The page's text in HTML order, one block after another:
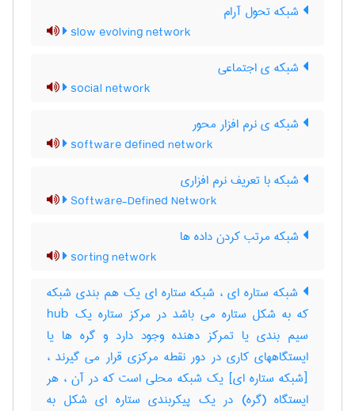
شبکه تحول آرام
slow evolving network
شبکه ی اجتماعی
social network
شبکه ی نرم افزار محور
software defined network
شبکه با تعریف نرم افزاری
Software-Defined Network
شبکه مرتب کردن داده ها
sorting network
شبکه ستاره ای ، شبکه ستاره ای یک هم بندی شبکه
که به شکل ستاره می باشد در مرکز ستاره یک hub
سیم بندی یا تمرکز دهنده وجود دارد و گره ها یا
ایستگاههای کاری در دور نقطه مرکزی قرار می گیرند ،
[شبکه ستاره ای] یک شبکه محلی است که در آن ، هر
ایستگاه (گره) در یک پیکربندی ستاره ای شکل به